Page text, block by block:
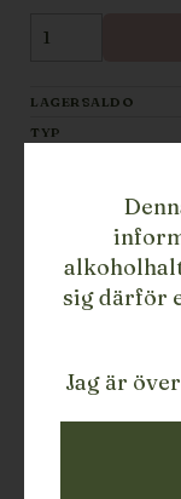
LAGERSALDO
TYP
ARTIKELNUMMER/
BESKRIVNING
750 meter
sig därför
Jag är